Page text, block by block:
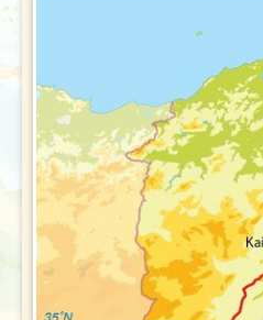
PRAKTISCHE
Bij de reis
FAQ
FOTO'S
REIS